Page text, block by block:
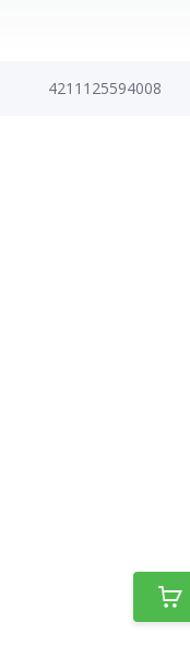
4211125594008